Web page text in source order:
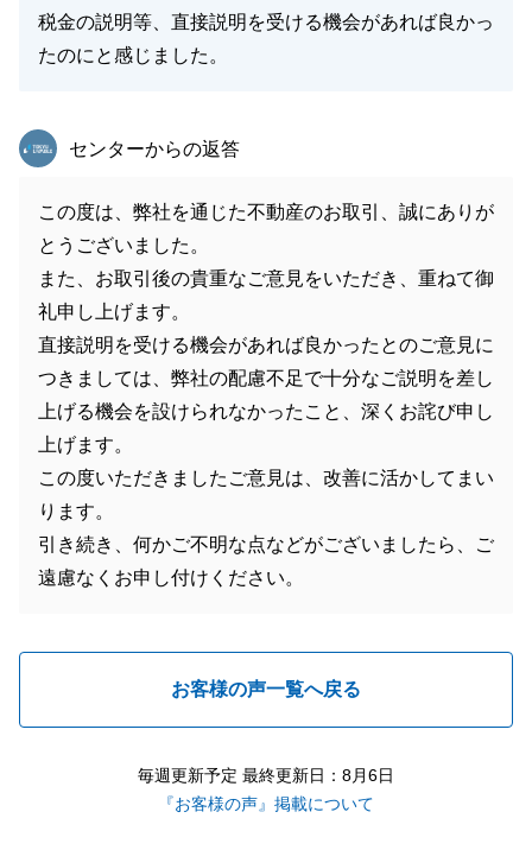
税金の説明等、直接説明を受ける機会があれば良かっ
たのにと感じました。
東急リバブル
センターからの返答
この度は、弊社を通じた不動産のお取引、誠にありが
とうございました。
また、お取引後の貴重なご意見をいただき、重ねて御
礼申し上げます。
直接説明を受ける機会があれば良かったとのご意見に
つきましては、弊社の配慮不足で十分なご説明を差し
上げる機会を設けられなかったこと、深くお詫び申し
上げます。
この度いただきましたご意見は、改善に活かしてまい
ります。
引き続き、何かご不明な点などがございましたら、ご
遠慮なくお申し付けください。
お客様の声一覧へ戻る
毎週更新予定 最終更新日：8月6日
『お客様の声』掲載について